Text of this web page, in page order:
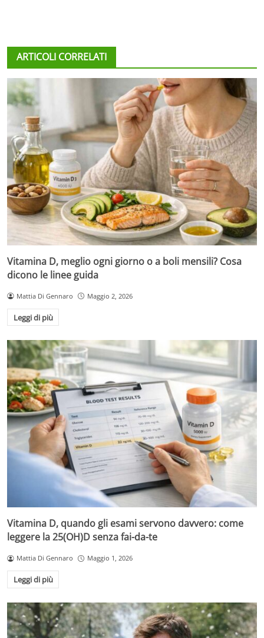
ARTICOLI CORRELATI
Vitamina D, meglio ogni giorno o a boli mensili? Cosa
dicono le linee guida
Mattia Di Gennaro Maggio 2, 2026
Leggi di più
Vitamina D, quando gli esami servono davvero: come
leggere la 25(OH)D senza fai-da-te
Mattia Di Gennaro Maggio 1, 2026
Leggi di più